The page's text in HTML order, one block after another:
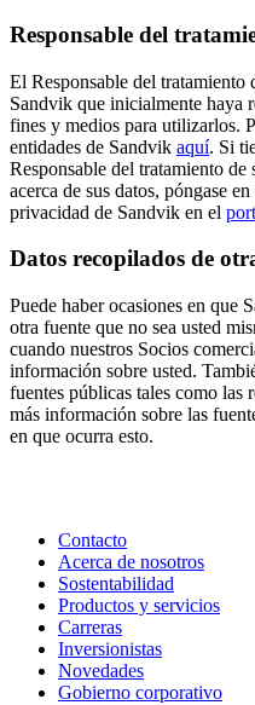
Responsable del
El Responsable del tratamiento
Sandvik que inicialmente haya
fines y medios para utilizarlos.
entidades de Sandvik aquí. Si
Responsable del tratamiento
acerca de sus datos, póngase
privacidad de Sandvik en el
Datos recopilados de
Puede haber ocasiones en que
otra fuente que no sea usted
cuando nuestros Socios
información sobre usted.
fuentes públicas tales como las
más información sobre las
en que ocurra esto.
Contacto
Acerca de nosotros
Sostentabilidad
Productos y servicios
Carreras
Inversionistas
Novedades
Gobierno corporativo